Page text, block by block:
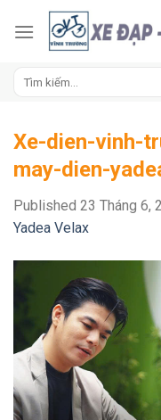
Xe-dien-vinh-
may-dien-
Published 23 Tháng 6,
Yadea Velax